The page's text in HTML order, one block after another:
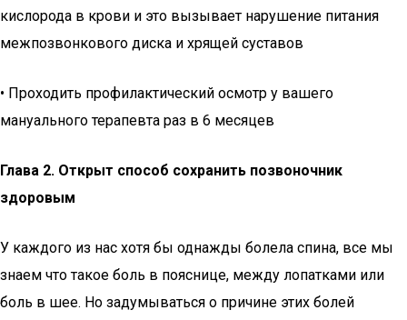
кислорода в крови и это вызывает нарушение питания
межпозвонкового диска и хрящей суставов
• Проходить профилактический осмотр у вашего
мануального терапевта раз в 6 месяцев
Глава 2. Открыт способ сохранить позвоночник
здоровым
У каждого из нас хотя бы однажды болела спина, все мы
знаем что такое боль в пояснице, между лопатками или
боль в шее. Но задумываться о причине этих болей